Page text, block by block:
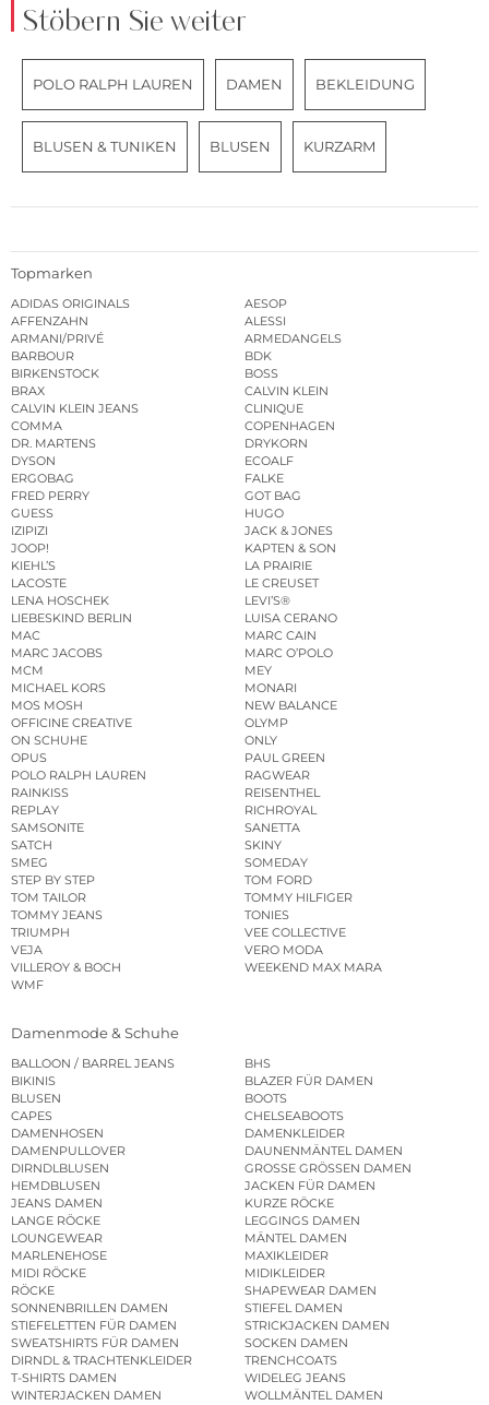
Stöbern Sie weiter
POLO RALPH LAUREN DAMEN BEKLEIDUNG
BLUSEN & TUNIKEN BLUSEN KURZARM
Topmarken
ADIDAS ORIGINALS
AESOP
AFFENZAHN
ALESSI
ARMANI/PRIVÉ
ARMEDANGELS
BARBOUR
BDK
BIRKENSTOCK
BOSS
BRAX
CALVIN KLEIN
CALVIN KLEIN JEANS
CLINIQUE
COMMA
COPENHAGEN
DR. MARTENS
DRYKORN
DYSON
ECOALF
ERGOBAG
FALKE
FRED PERRY
GOT BAG
GUESS
HUGO
IZIPIZI
JACK & JONES
JOOP!
KAPTEN & SON
KIEHL’S
LA PRAIRIE
LACOSTE
LE CREUSET
LENA HOSCHEK
LEVI’S®
LIEBESKIND BERLIN
LUISA CERANO
MAC
MARC CAIN
MARC JACOBS
MARC O’POLO
MCM
MEY
MICHAEL KORS
MONARI
MOS MOSH
NEW BALANCE
OFFICINE CREATIVE
OLYMP
ON SCHUHE
ONLY
OPUS
PAUL GREEN
POLO RALPH LAUREN
RAGWEAR
RAINKISS
REISENTHEL
REPLAY
RICHROYAL
SAMSONITE
SANETTA
SATCH
SKINY
SMEG
SOMEDAY
STEP BY STEP
TOM FORD
TOM TAILOR
TOMMY HILFIGER
TOMMY JEANS
TONIES
TRIUMPH
VEE COLLECTIVE
VEJA
VERO MODA
VILLEROY & BOCH
WEEKEND MAX MARA
WMF
Damenmode & Schuhe
BALLOON / BARREL JEANS
BHS
BIKINIS
BLAZER FÜR DAMEN
BLUSEN
BOOTS
CAPES
CHELSEABOOTS
DAMENHOSEN
DAMENKLEIDER
DAMENPULLOVER
DAUNENMÄNTEL DAMEN
DIRNDLBLUSEN
GROSSE GRÖSSEN DAMEN
HEMDBLUSEN
JACKEN FÜR DAMEN
JEANS DAMEN
KURZE RÖCKE
LANGE RÖCKE
LEGGINGS DAMEN
LOUNGEWEAR
MÄNTEL DAMEN
MARLENEHOSE
MAXIKLEIDER
MIDI RÖCKE
MIDIKLEIDER
RÖCKE
SHAPEWEAR DAMEN
SONNENBRILLEN DAMEN
STIEFEL DAMEN
STIEFELETTEN FÜR DAMEN
STRICKJACKEN DAMEN
SWEATSHIRTS FÜR DAMEN
SOCKEN DAMEN
DIRNDL & TRACHTENKLEIDER
TRENCHCOATS
T-SHIRTS DAMEN
WIDELEG JEANS
WINTERJACKEN DAMEN
WOLLMÄNTEL DAMEN